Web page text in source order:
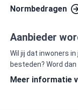
Normbedragen
Aanbieder
Wil jij dat inwoners
besteden? Word
Meer informatie